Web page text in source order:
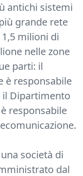
antichi sistemi
grande rete
milioni di
nelle zone
parti: il
è responsabile
il Dipartimento
responsabile
società di
dal